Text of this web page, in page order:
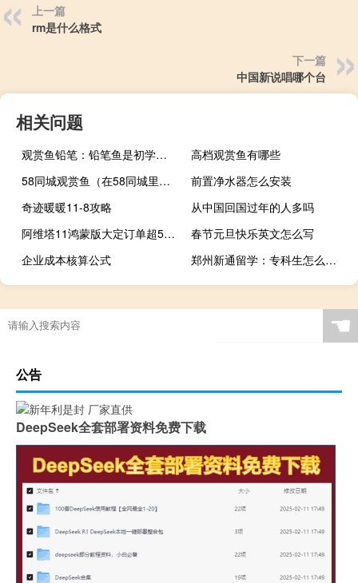
上一篇
rm是什么格式
下一篇
中国新说唱哪个台
相关问题
观赏鱼铅笔：铅笔鱼是初学者比较容易饲养的观赏鱼
高档观赏鱼有哪些
58同城观赏鱼（在58同城里在线购买观赏鱼靠谱吗？）
前置净水器怎么安装
奇迹暖暖11-8攻略
从中国回国过年的人多吗
阿维塔11鸿蒙版大定订单超5000台
春节元旦快乐英文怎么写
企业成本核算公式
郑州新通留学：专科生怎么申请英国留学
过年还能开滴滴车吗现在
“香心自蝶恋”的出处是哪里
沈阳水族市场
☚
公告
DeepSeek全套部署资料免费下载